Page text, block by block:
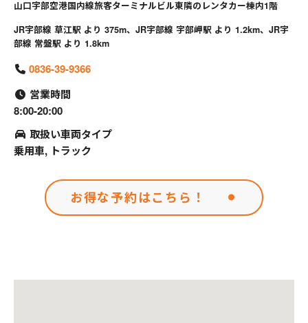
山口宇部空港国内線旅客ターミナルビル東隣のレンタカー棟内1階
JR宇部線 草江駅 より 375m、JR宇部線 宇部岬駅 より 1.2km、JR宇
部線 常盤駅 より 1.8km
0836-39-9366
営業時間
8:00-20:00
取扱い車両タイプ
乗用車, トラック
お得な予約はこちら！